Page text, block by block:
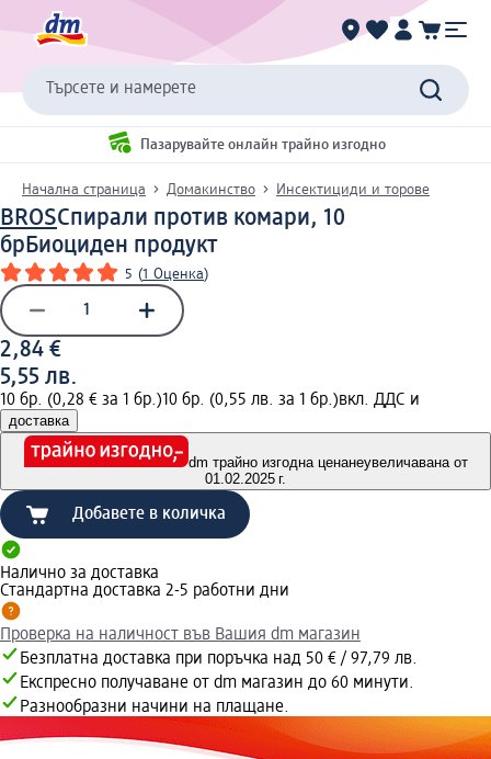
Търсете и намерете
Пазарувайте онлайн трайно изгодно
Начална страница Домакинство Инсектициди и торове
BROSСпирали против комари, 10
брБиоциден продукт
5 (1 Оценка)
2,84 €
5,55 лв.
10 бр. (0,28 € за 1 бр.)10 бр. (0,55 лв. за 1 бр.)вкл. ДДС и
доставка
dm трайно изгодна ценанеувеличавана от
01.02.2025 г.
Добавете в количка
Налично за доставка
Стандартна доставка 2-5 работни дни
Проверка на наличност във Вашия dm магазин
Безплатна доставка при поръчка над 50 € / 97,79 лв.
Експресно получаване от dm магазин до 60 минути.
Разнообразни начини на плащане.